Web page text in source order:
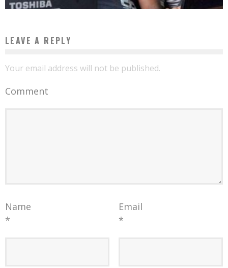
LEAVE A REPLY
Your email address will not be published.
Comment
Name
*
Email
*